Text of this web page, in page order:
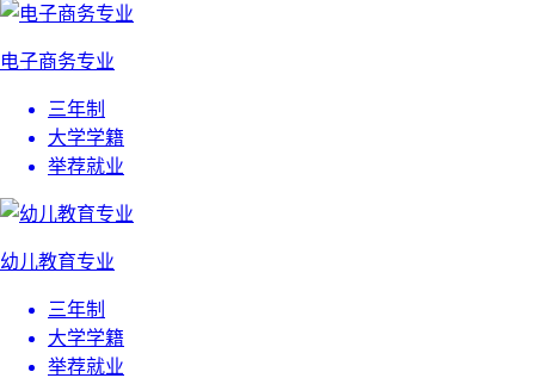
电子商务专业
三年制
大学学籍
举荐就业
幼儿教育专业
三年制
大学学籍
举荐就业